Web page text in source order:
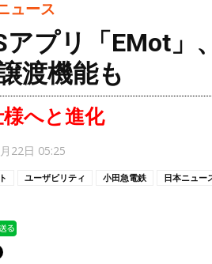
ュース
プリ「EMot」
渡機能も
へと進化
22日 05:25
ユーザビリティ 小田急電鉄 日本ニュー